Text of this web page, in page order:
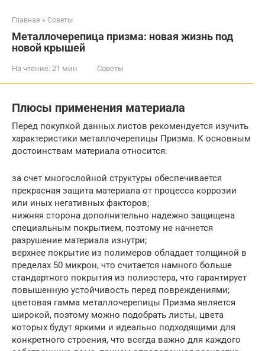
Главная » Советы
Металлочерепица призма: новая жизнь под
новой крышей
На чтение: 21 мин Советы
Плюсы применения материала
Перед покупкой данных листов рекомендуется изучить
характеристики металлочерепицы Призма. К основным
достоинствам материала относится:
за счет многослойной структуры обеспечивается
прекрасная защита материала от процесса коррозии
или иных негативных факторов;
нижняя сторона дополнительно надежно защищена
специальным покрытием, поэтому не начнется
разрушение материала изнутри;
верхнее покрытие из полимеров обладает толщиной в
пределах 50 микрон, что считается намного больше
стандартного покрытия из полиэстера, что гарантирует
повышенную устойчивость перед повреждениями;
цветовая гамма металлочерепицы Призма является
широкой, поэтому можно подобрать листы, цвета
которых будут яркими и идеально подходящими для
конкретного строения, что всегда важно для каждого